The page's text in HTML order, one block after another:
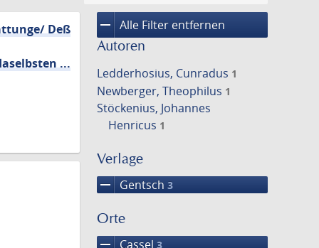
remove Alle Filter entfernen
Autoren
Ledderhosius, Cunradus 1
Newberger, Theophilus 1
Stöckenius, Johannes
Henricus 1
Verlage
remove Gentsch 3
Orte
Cassel 3
Deß
...